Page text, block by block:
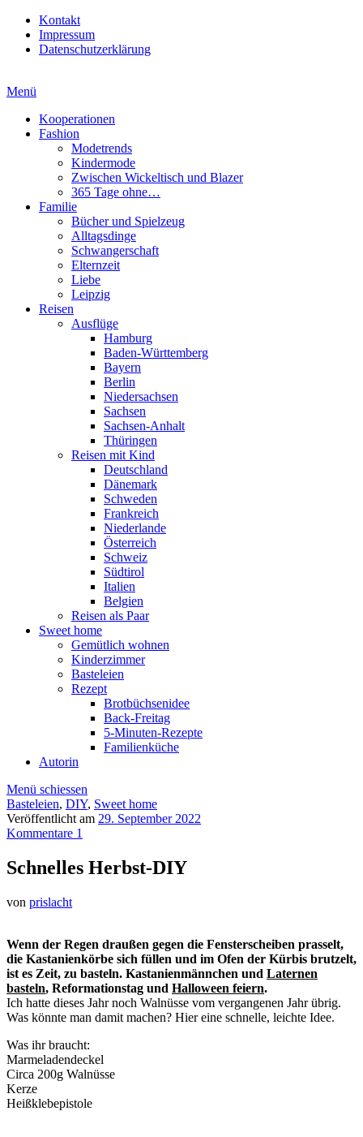
Kontakt
Impressum
Datenschutzerklärung
Menü
Kooperationen
Fashion
Modetrends
Kindermode
Zwischen Wickeltisch und Blazer
365 Tage ohne…
Familie
Bücher und Spielzeug
Alltagsdinge
Schwangerschaft
Elternzeit
Liebe
Leipzig
Reisen
Ausflüge
Hamburg
Baden-Württemberg
Bayern
Berlin
Niedersachsen
Sachsen
Sachsen-Anhalt
Thüringen
Reisen mit Kind
Deutschland
Dänemark
Schweden
Frankreich
Niederlande
Österreich
Schweiz
Südtirol
Italien
Belgien
Reisen als Paar
Sweet home
Gemütlich wohnen
Kinderzimmer
Basteleien
Rezept
Brotbüchsenidee
Back-Freitag
5-Minuten-Rezepte
Familienküche
Autorin
Menü schiessen
Basteleien, DIY, Sweet home
Veröffentlicht am 29. September 2022
Kommentare 1
Schnelles Herbst-DIY
von prislacht
Wenn der Regen draußen gegen die Fensterscheiben prasselt,
die Kastanienkörbe sich füllen und im Ofen der Kürbis brutzelt,
ist es Zeit, zu basteln. Kastanienmännchen und Laternen
basteln, Reformationstag und Halloween feiern.
Ich hatte dieses Jahr noch Walnüsse vom vergangenen Jahr übrig.
Was könnte man damit machen? Hier eine schnelle, leichte Idee.
Was ihr braucht:
Marmeladendeckel
Circa 200g Walnüsse
Kerze
Heißklebepistole